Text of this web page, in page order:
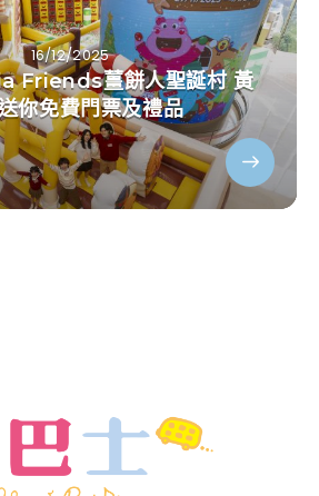
16/12/2025
Friends薑餅人聖誕村 黃
你免費門票及禮品